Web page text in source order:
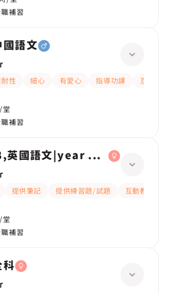
補習
語文
性 細心 有愛心 指導功課
互動教學
堂
補習
國語文|year 6,英國語文
提供筆記 提供練習題/試題 互動教學
堂
補習
科